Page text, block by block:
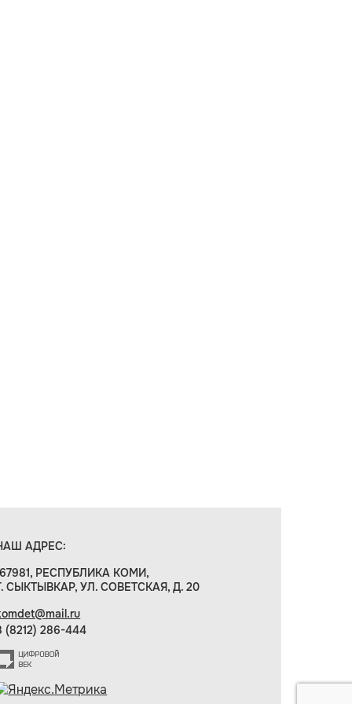
АДРЕС:
РЕСПУБЛИКА КОМИ,
СЫКТЫВКАР, УЛ. СОВЕТСКАЯ, Д. 20
(8212) 286-444